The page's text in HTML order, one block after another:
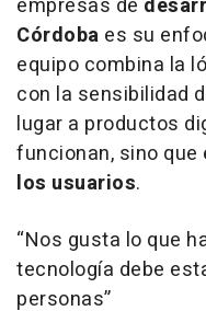
empresas de
Córdoba es su
equipo combina la
con la sensibilidad
lugar a productos
funcionan, sino que
los usuarios.
“Nos gusta lo que
tecnología debe
personas”